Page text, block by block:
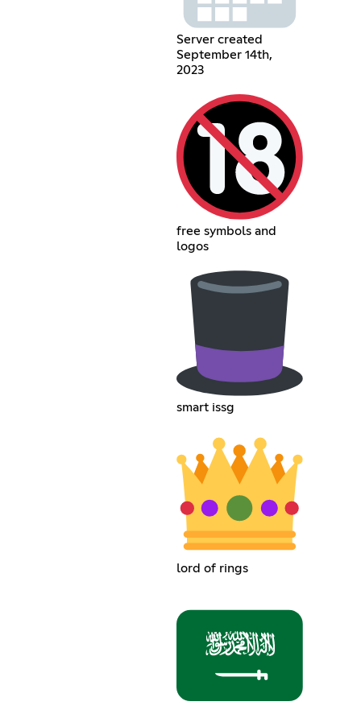
Server created
September 14th,
2023
free symbols and
logos
smart issg
lord of rings